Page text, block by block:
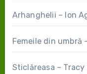
Arhanghelii – Ion
Femeile din umbră
Sticlăreasa –